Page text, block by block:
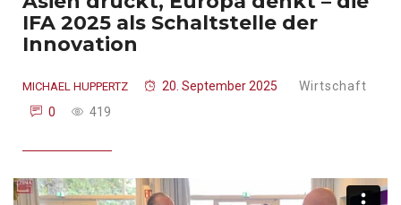
IFA 2025 als Schaltstelle der
Innovation
MICHAEL HUPPERTZ 20. September 2025
Wirtschaft
0
419